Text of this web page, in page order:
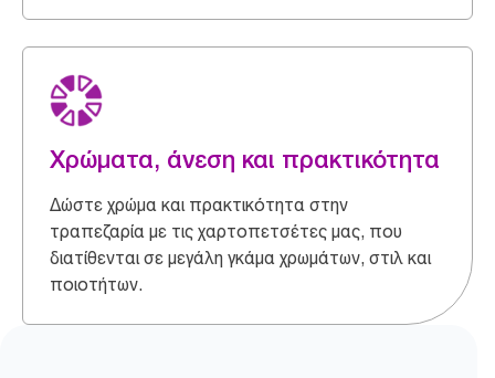
Χρώματα, άνεση και πρακτικότητα
Δώστε χρώμα και πρακτικότητα στην
τραπεζαρία με τις χαρτοπετσέτες μας, που
διατίθενται σε μεγάλη γκάμα χρωμάτων, στιλ και
ποιοτήτων.